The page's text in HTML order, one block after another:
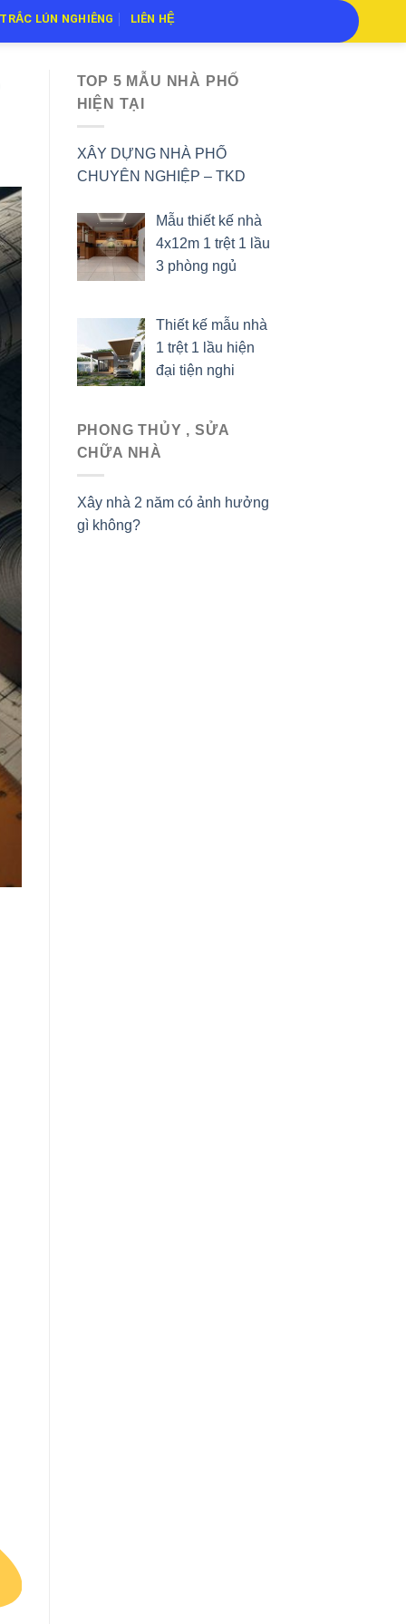
LÚN NGHIÊNG LIÊN HỆ
TOP 5 MẪU NHÀ PHỐ
HIỆN TẠI
XÂY DỰNG NHÀ PHỐ
CHUYÊN NGHIỆP – TKD
Mẫu thiết kế nhà
4x12m 1 trệt 1 lầu
3 phòng ngủ
Thiết kế mẫu nhà
1 trệt 1 lầu hiện
đại tiện nghi
PHONG THỦY , SỬA
CHỮA NHÀ
Xây nhà 2 năm có ảnh hưởng
gì không?